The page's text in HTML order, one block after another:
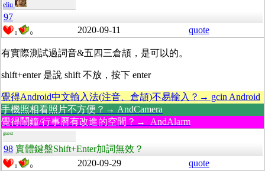
eliu
97
0 0 2020-09-11 quote
有實際測試過詞音&五四三倉頡，是可以的。
shift+enter 是說 shift 不放，按下 enter
覺得Android中文輸入法(注音、倉頡)不易輸入？→ gcin Android
手機照相看照片不方便？→ AndCamera
覺得鬧鐘/行事曆有改進的空間？→ AndAlarm
guest
98 實體鍵盤Shift+Enter加詞無效？
0 0 2020-09-29 quote